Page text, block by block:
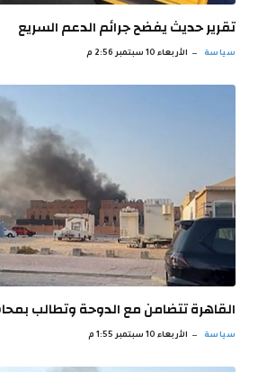
تقرير حديث يفضح جرائم الدعم السريع
سياسة الأربعاء 10 سبتمبر 2:56 م
القاهرة تتضامن مع الدوحة وتطالب
سياسة الأربعاء 10 سبتمبر 1:55 م